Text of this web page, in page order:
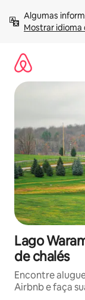
para
Mostrar idioma
Lago
de chalés
Encontre
Airbnb e faça